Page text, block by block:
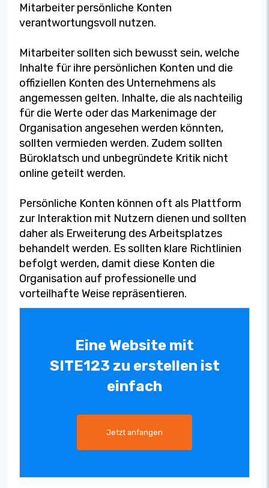
Mitarbeiter persönliche Konten
verantwortungsvoll nutzen.
Mitarbeiter sollten sich bewusst sein, welche
Inhalte für ihre persönlichen Konten und die
offiziellen Konten des Unternehmens als
angemessen gelten. Inhalte, die als nachteilig
für die Werte oder das Markenimage der
Organisation angesehen werden könnten,
sollten vermieden werden. Zudem sollten
Büroklatsch und unbegründete Kritik nicht
online geteilt werden.
Persönliche Konten können oft als Plattform
zur Interaktion mit Nutzern dienen und sollten
daher als Erweiterung des Arbeitsplatzes
behandelt werden. Es sollten klare Richtlinien
befolgt werden, damit diese Konten die
Organisation auf professionelle und
vorteilhafte Weise repräsentieren.
Eine Website mit
SITE123 zu erstellen ist
einfach
Jetzt anfangen